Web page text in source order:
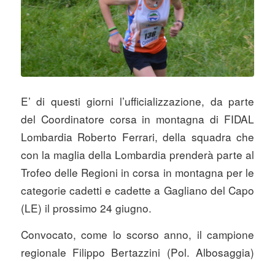
E’ di questi giorni l’ufficializzazione, da parte
del Coordinatore corsa in montagna di FIDAL
Lombardia Roberto Ferrari, della squadra che
con la maglia della Lombardia prenderà parte al
Trofeo delle Regioni in corsa in montagna per le
categorie cadetti e cadette a Gagliano del Capo
(LE) il prossimo 24 giugno.
Convocato, come lo scorso anno, il campione
regionale Filippo Bertazzini (Pol. Albosaggia)